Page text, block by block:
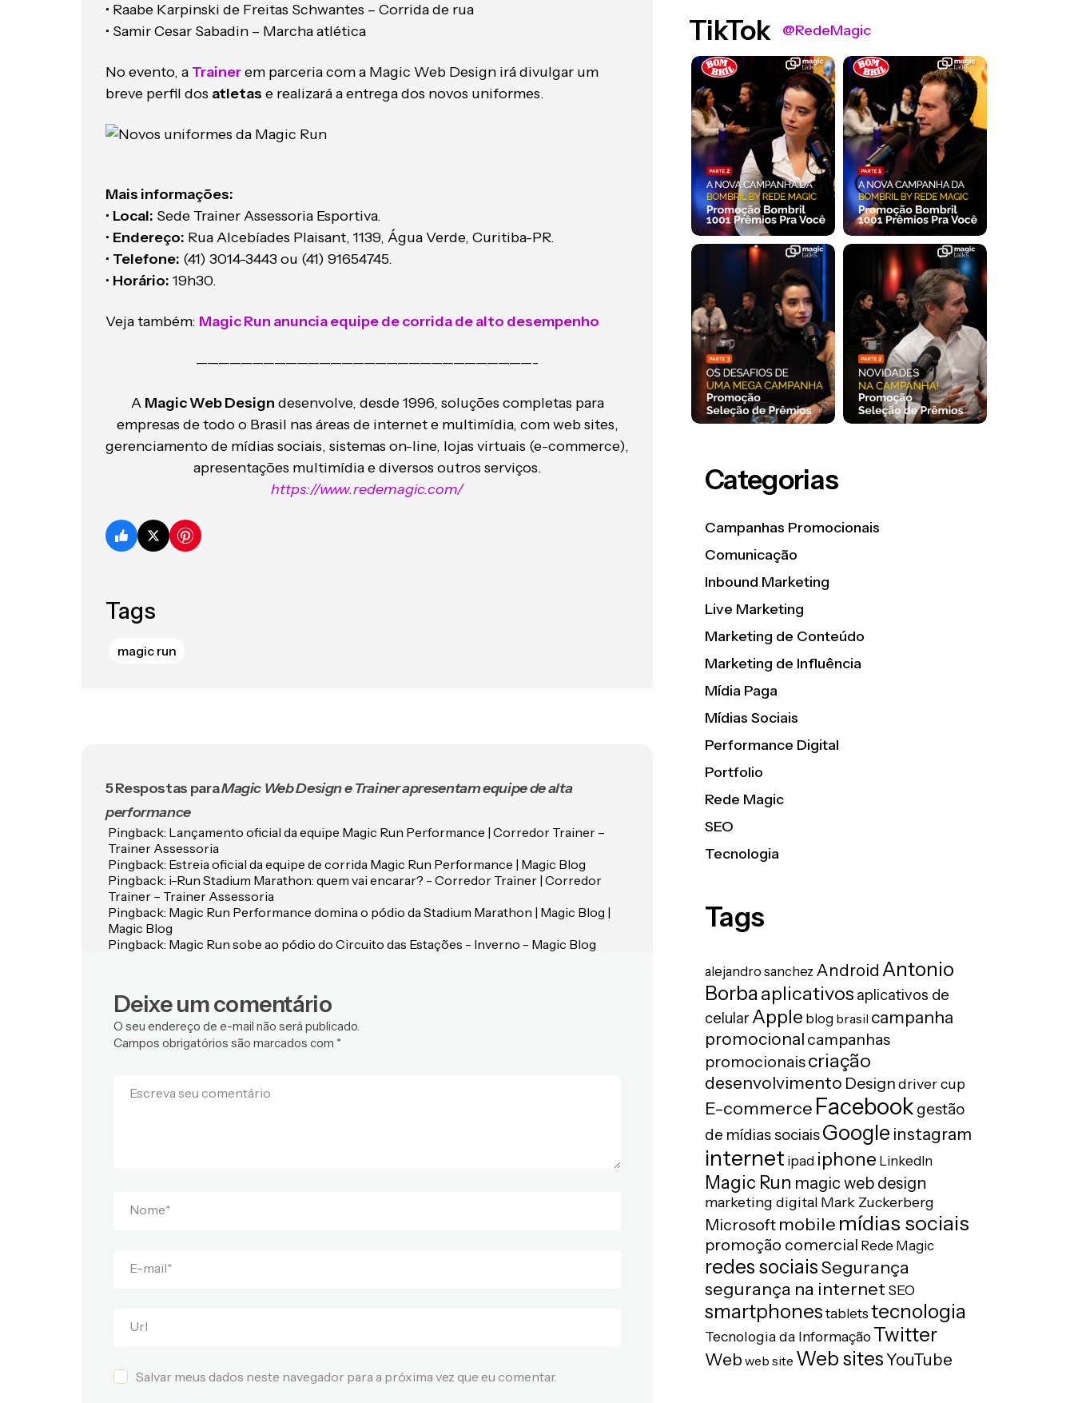
• Raabe Karpinski de Freitas Schwantes – Corrida de rua
• Samir Cesar Sabadin – Marcha atlética
No evento, a Trainerem parceria com a Magic Web Design irá divulgar um
breve perfil dos atletas e realizará a entrega dos novos uniformes.
Mais informações:
• Local: Sede Trainer Assessoria Esportiva.
• Endereço: Rua Alcebíades Plaisant, 1139, Água Verde, Curitiba-PR.
• Telefone: (41) 3014-3443 ou (41) 91654745.
• Horário: 19h30.
Veja também: Magic Run anuncia equipe de corrida de alto desempenho
——————————————————————————————-
A Magic Web Design desenvolve, desde 1996, soluções completas para
empresas de todo o Brasil nas áreas de internet e multimídia, com web sites,
gerenciamento de mídias sociais, sistemas on-line, lojas virtuais (e-commerce),
apresentações multimídia e diversos outros serviços.
https://www.redemagic.com/
Tags
magic run
5 Respostas paraMagic Web Design e Trainer apresentam equipe de alta
performance
Pingback: Lançamento oficial da equipe Magic Run Performance | Corredor Trainer –
Trainer Assessoria
Pingback: Estreia oficial da equipe de corrida Magic Run Performance | Magic Blog
Pingback: i-Run Stadium Marathon: quem vai encarar? - Corredor Trainer | Corredor
Trainer – Trainer Assessoria
Pingback: Magic Run Performance domina o pódio da Stadium Marathon | Magic Blog |
Magic Blog
Pingback: Magic Run sobe ao pódio do Circuito das Estações - Inverno - Magic Blog
Deixe um comentário
O seu endereço de e-mail não será publicado.
Campos obrigatórios são marcados com *
Escreva seu comentário
Nome*
E-mail*
Url
Salvar meus dados neste navegador para a próxima vez que eu comentar.
TikTok @RedeMagic
Categorias
Campanhas Promocionais
Comunicação
Inbound Marketing
Live Marketing
Marketing de Conteúdo
Marketing de Influência
Mídia Paga
Mídias Sociais
Performance Digital
Portfolio
Rede Magic
SEO
Tecnologia
Tags
alejandro sanchez Android Antonio
Borbaaplicativos aplicativos de
celular Apple blog brasil campanha
promocional campanhas
promocionaiscriação
desenvolvimento Designdriver cup
E-commerce Facebookgestão
de mídias sociaisGoogle instagram
internet ipad iphone LinkedIn
Magic Run magic web design
marketing digital Mark Zuckerberg
Microsoft mobile mídias sociais
promoção comercial Rede Magic
redes sociaisSegurança
segurança na internet SEO
smartphones tablets tecnologia
Tecnologia da InformaçãoTwitter
Web web site Web sitesYouTube